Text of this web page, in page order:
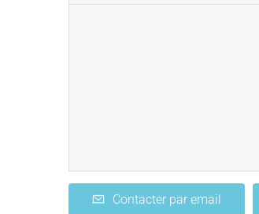
Contacter par email